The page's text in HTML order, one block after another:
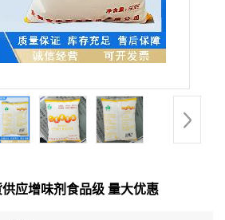
应增味剂食品级 量大优惠